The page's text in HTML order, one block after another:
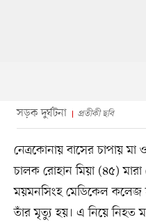
সড়ক দুর্ঘটনা প্রতীকী ছবি
নেত্রকোনায় বাসের চাপায়
চালক রোহান মিয়া (৪৫)
ময়মনসিংহ মেডিকেল কলেজ
তাঁর মৃত্যু হয়। এ নিয়ে নিহত